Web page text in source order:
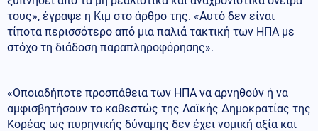
τους», έγραψε η Κιμ στο άρθρο της. «Αυτό δεν είναι
τίποτα περισσότερο από μια παλιά τακτική των ΗΠΑ με
στόχο τη διάδοση παραπληροφόρησης».
«Οποιαδήποτε προσπάθεια των ΗΠΑ να αρνηθούν ή να
αμφισβητήσουν το καθεστώς της Λαϊκής Δημοκρατίας της
Κορέας ως πυρηνικής δύναμης δεν έχει νομική αξία και